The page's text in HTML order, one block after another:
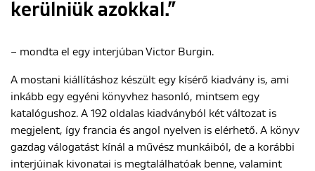
kerülniük azokkal.”
– mondta el egy interjúban Victor Burgin.
A mostani kiállításhoz készült egy kísérő kiadvány is, ami
inkább egy egyéni könyvhez hasonló, mintsem egy
katalógushoz. A 192 oldalas kiadványból két változat is
megjelent, így francia és angol nyelven is elérhető. A könyv
gazdag válogatást kínál a művész munkáiból, de a korábbi
interjúinak kivonatai is megtalálhatóak benne, valamint